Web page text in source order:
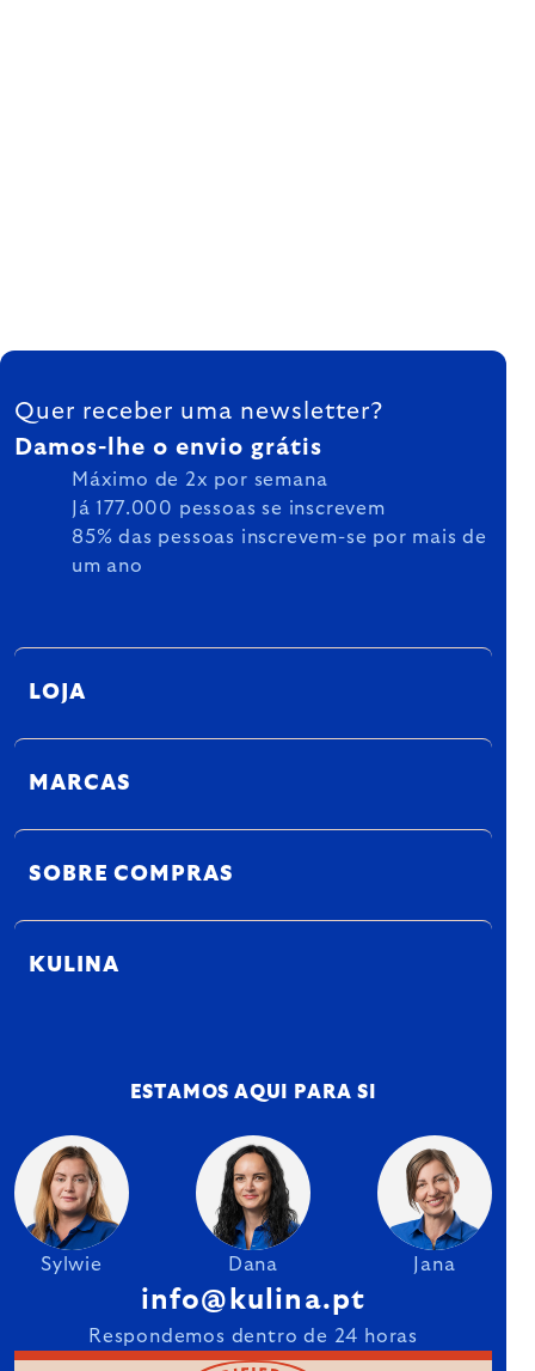
FOOTER
Quer receber uma newsletter?
Damos-lhe o envio grátis
Máximo de 2x por semana
Já 177.000 pessoas se inscrevem
85% das pessoas inscrevem-se por mais de
um ano
LOJA
MARCAS
SOBRE COMPRAS
KULINA
ESTAMOS AQUI PARA SI
Sylwie Dana Jana
info@kulina.pt
Respondemos dentro de 24 horas